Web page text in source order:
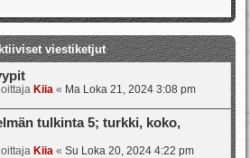
viestiketjut
Kiia « Ma Loka 21, 2024 3:08 pm
tulkinta 5; turkki, koko,
Kiia « Su Loka 20, 2024 4:22 pm